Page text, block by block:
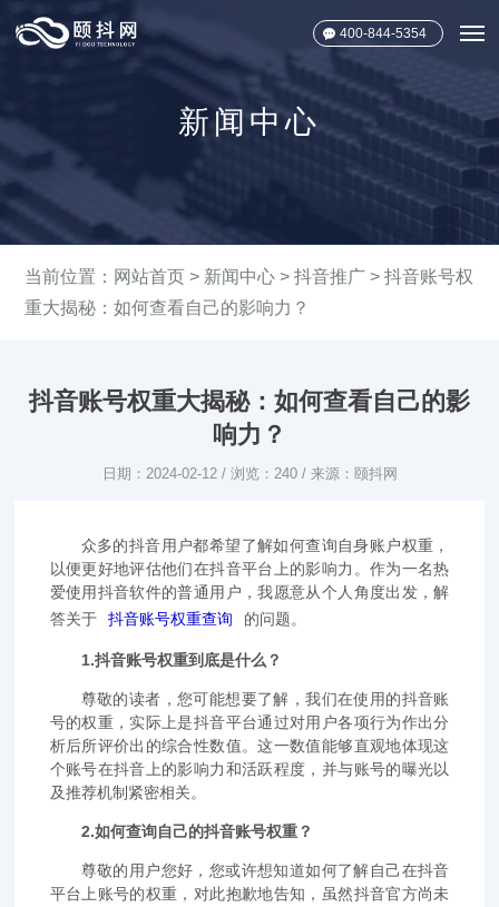
400-844-5354
新闻中心
当前位置： 网站首页 > 新闻中心 >抖音推广 > 抖音账号权
重大揭秘：如何查看自己的影响力？
抖音账号权重大揭秘：如何查看自己的影
响力？
日期：2024-02-12 / 浏览：240 / 来源：颐抖网
众多的抖音用户都希望了解如何查询自身账户权重，
以便更好地评估他们在抖音平台上的影响力。作为一名热
爱使用抖音软件的普通用户，我愿意从个人角度出发，解
答关于
抖音账号权重查询 的问题。
1.抖音账号权重到底是什么？
尊敬的读者，您可能想要了解，我们在使用的抖音账
号的权重，实际上是抖音平台通过对用户各项行为作出分
析后所评价出的综合性数值。这一数值能够直观地体现这
个账号在抖音上的影响力和活跃程度，并与账号的曝光以
及推荐机制紧密相关。
2.如何查询自己的抖音账号权重？
尊敬的用户您好，您或许想知道如何了解自己在抖音
平台上账号的权重，对此抱歉地告知，虽然抖音官方尚未